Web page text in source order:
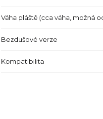
Váha pláště (cca váha, možná
Bezdušové verze
Kompatibilita